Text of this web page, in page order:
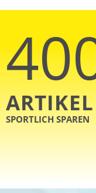
SPORTLICH SPAREN